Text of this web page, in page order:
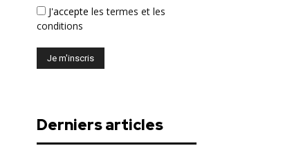
J'accepte les termes et les
conditions
Derniers articles